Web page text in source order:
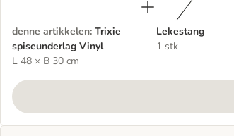
denne artikkelen: Trixie
spiseunderlag Vinyl
L 48 × B 30 cm
Lekestang
1 stk